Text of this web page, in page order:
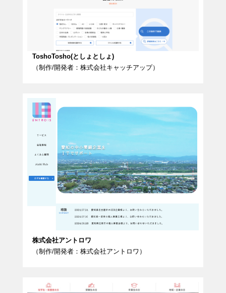
ToshoTosho(としょとしょ)
（制作/開発者：株式会社キャッチアップ）
株式会社アントロワ
（制作/開発者：株式会社アントロワ）